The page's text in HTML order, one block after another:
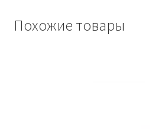
Похожие товары